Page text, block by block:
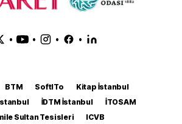
• • • •
BTM SoftITo
Kitap İstanbul
İDTM İstanbul
İTOSAM
Sultan Tesisleri
ICVB